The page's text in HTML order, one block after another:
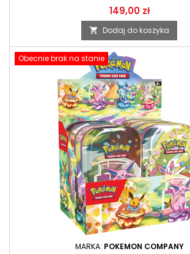
149,00 zł
 Dodaj do koszyka
Obecnie brak na stanie
MARKA: POKEMON COMPANY